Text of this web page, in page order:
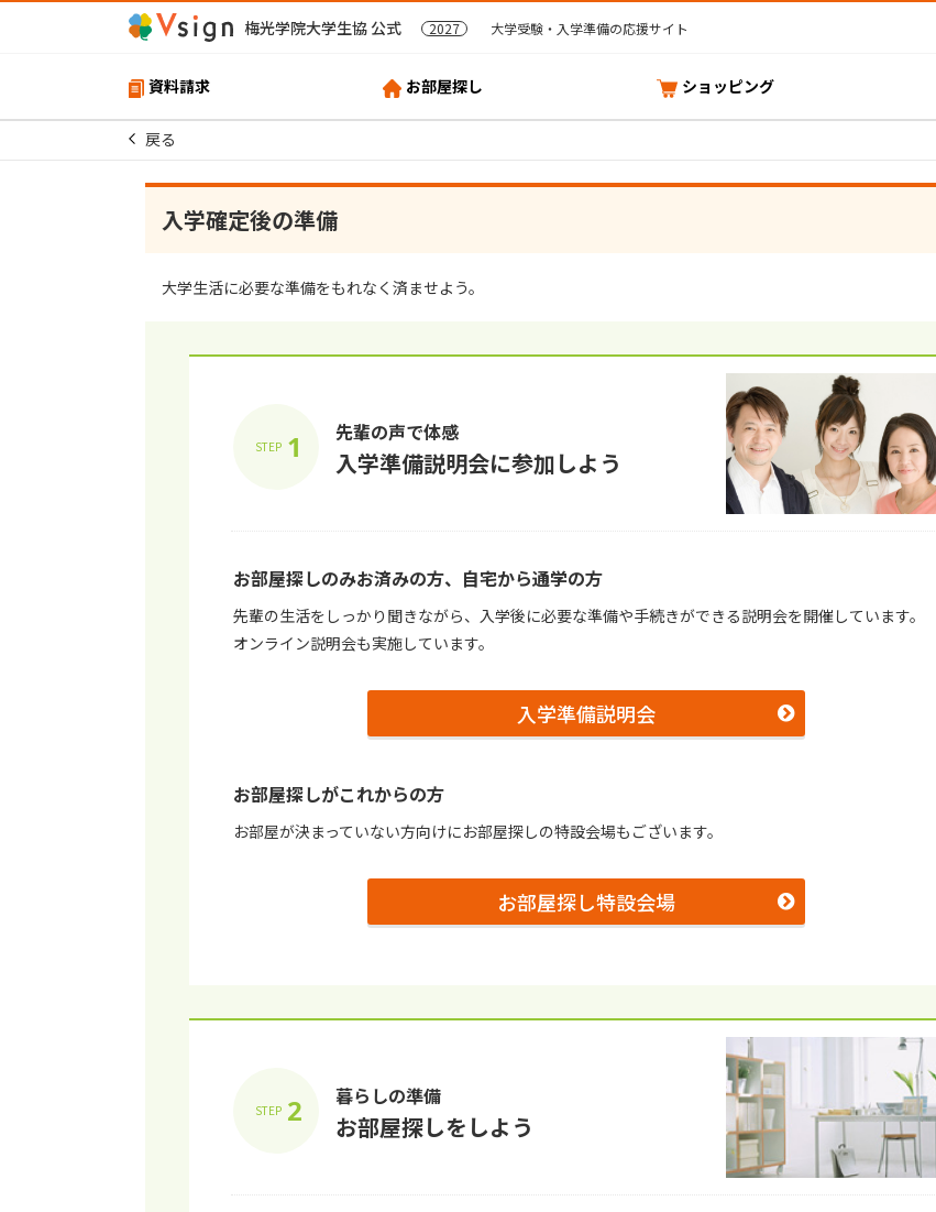
梅光学院大学生協 公式 2027 大学受験・入学準備の応援サイト
資料請求 お部屋探し ショッピング
戻る
⼊学確定後の準備
⼤学⽣活に必要な準備をもれなく済ませよう。
STEP 1 先輩の声で体感
⼊学準備説明会に参加しよう
お部屋探しのみお済みの⽅、⾃宅から通学の⽅
先輩の⽣活をしっかり聞きながら、⼊学後に必要な準備や⼿続きができる説明会を開催しています。
オンライン説明会も実施しています。
入学準備説明会
お部屋探しがこれからの⽅
お部屋が決まっていない⽅向けにお部屋探しの特設会場もございます。
お部屋探し特設会場
STEP 2 暮らしの準備
お部屋探しをしよう